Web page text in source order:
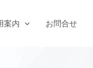
案内 お問合せ